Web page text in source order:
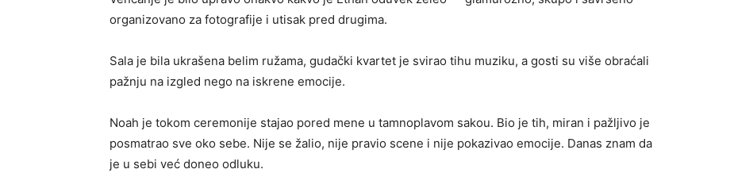
organizovano za fotografije i utisak pred drugima.
Sala je bila ukrašena belim ružama, gudački kvartet je svirao tihu muziku, a gosti su više obraćali
pažnju na izgled nego na iskrene emocije.
Noah je tokom ceremonije stajao pored mene u tamnoplavom sakou. Bio je tih, miran i pažljivo je
posmatrao sve oko sebe. Nije se žalio, nije pravio scene i nije pokazivao emocije. Danas znam da
je u sebi već doneo odluku.